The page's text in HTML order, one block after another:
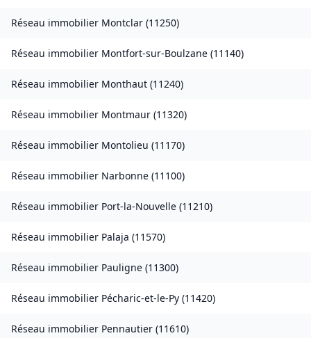
Réseau immobilier Montclar (11250)
Réseau immobilier Montfort-sur-Boulzane (11140)
Réseau immobilier Monthaut (11240)
Réseau immobilier Montmaur (11320)
Réseau immobilier Montolieu (11170)
Réseau immobilier Narbonne (11100)
Réseau immobilier Port-la-Nouvelle (11210)
Réseau immobilier Palaja (11570)
Réseau immobilier Pauligne (11300)
Réseau immobilier Pécharic-et-le-Py (11420)
Réseau immobilier Pennautier (11610)